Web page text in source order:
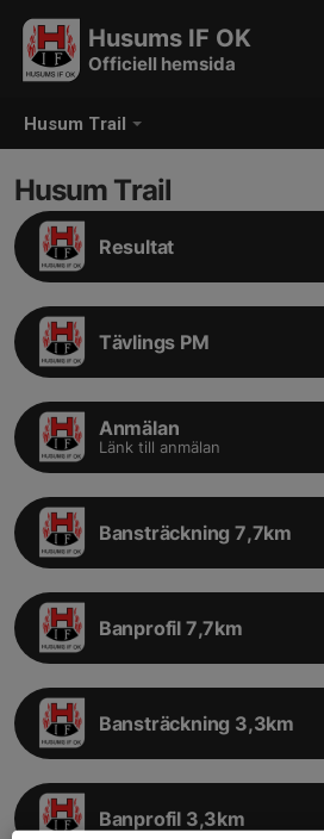
Husum Trail
Husums IF OK
Officiell hemsida
Husum Trail
Resultat
Tävlings PM
Anmälan
Länk till anmälan
Bansträckning 7,7km
Banprofil 7,7km
Bansträckning 3,3km
Banprofil 3,3km